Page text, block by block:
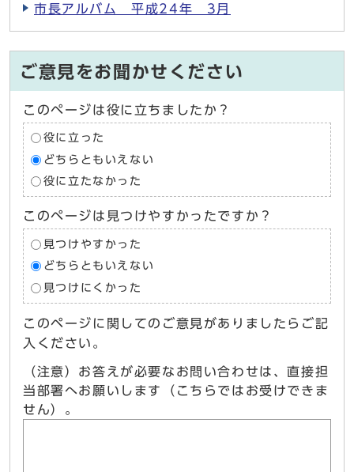
市長アルバム 平成24年 3月
ご意見をお聞かせください
このページは役に立ちましたか？
役に立った
どちらともいえない
役に立たなかった
このページは見つけやすかったですか？
見つけやすかった
どちらともいえない
見つけにくかった
このページに関してのご意見がありましたらご記
入ください。
（注意）お答えが必要なお問い合わせは、直接担
当部署へお願いします（こちらではお受けできま
せん）。